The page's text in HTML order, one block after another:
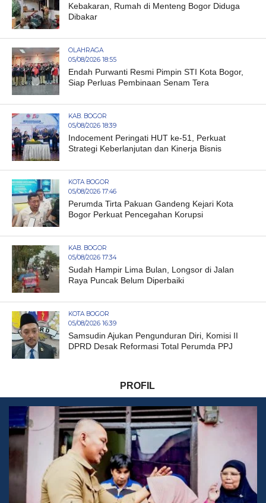
Kebakaran, Rumah di Menteng Bogor Diduga
Dibakar
OLAHRAGA
05/08/2026 18:55
Endah Purwanti Resmi Pimpin STI Kota Bogor,
Siap Perluas Pembinaan Senam Tera
KAB. BOGOR
05/08/2026 18:39
Indocement Peringati HUT ke-51, Perkuat
Strategi Keberlanjutan dan Kinerja Bisnis
KOTA BOGOR
05/08/2026 17:46
Perumda Tirta Pakuan Gandeng Kejari Kota
Bogor Perkuat Pencegahan Korupsi
KAB. BOGOR
05/08/2026 17:34
Sudah Hampir Lima Bulan, Longsor di Jalan
Raya Puncak Belum Diperbaiki
KOTA BOGOR
05/08/2026 16:39
Samsudin Ajukan Pengunduran Diri, Komisi II
DPRD Desak Reformasi Total Perumda PPJ
PROFIL